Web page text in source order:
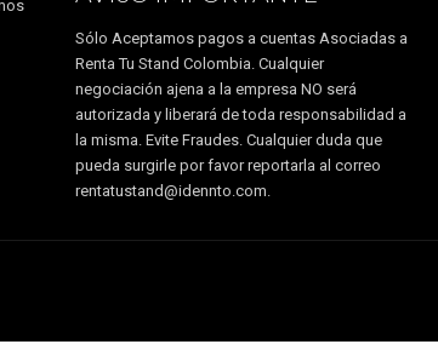
Sólo Aceptamos pagos a cuentas Asociadas a
Renta Tu Stand Colombia. Cualquier
negociación ajena a la empresa NO será
autorizada y liberará de toda responsabilidad a
la misma. Evite Fraudes. Cualquier duda que
pueda surgirle por favor reportarla al correo
rentatustand@idennto.com.